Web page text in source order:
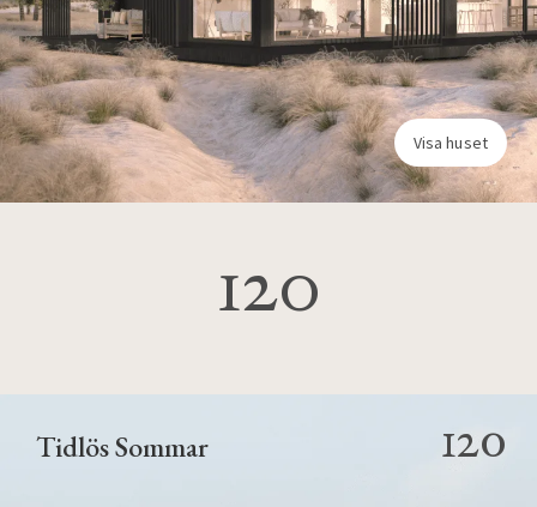
Visa huset
120
Tidlös Sommar 120